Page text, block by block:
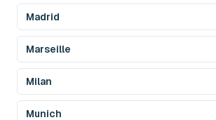
Madrid
Marseille
Milan
Munich